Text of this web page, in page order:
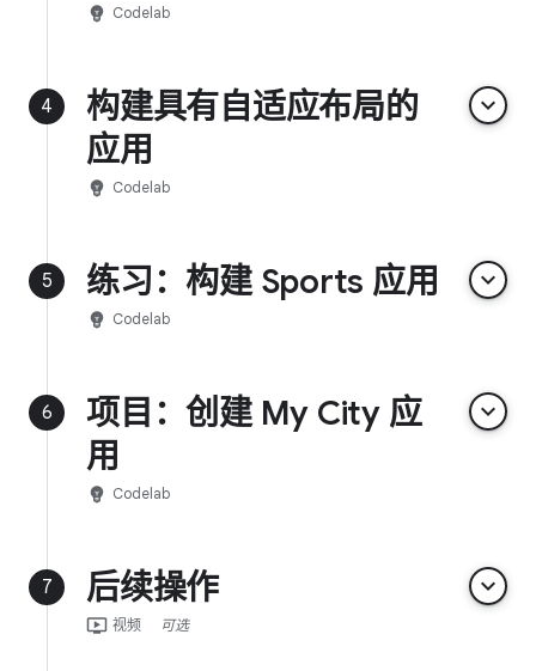
emoji_objects Codelab
4
构建具有自适应布局的
应用
keyboard_arrow_down
emoji_objects Codelab
5 练习：构建 Sports 应用 keyboard_arrow_down
emoji_objects Codelab
6
项目：创建 My City 应
用
keyboard_arrow_down
emoji_objects Codelab
7 后续操作 keyboard_arrow_down
ondemand_video 视频 可选